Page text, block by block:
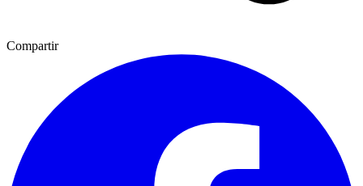
Compartir